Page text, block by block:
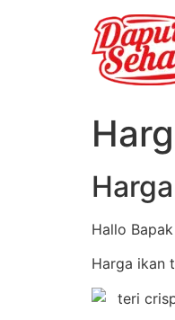
Hallo Bapak
Harga ikan